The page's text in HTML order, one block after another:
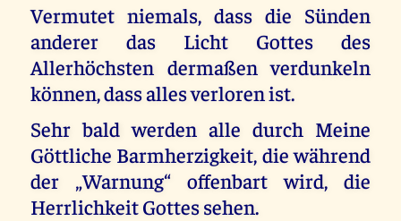
Vermutet niemals, dass die Sünden
anderer das Licht Gottes des
Allerhöchsten dermaßen verdunkeln
können, dass alles verloren ist.
Sehr bald werden alle durch Meine
Göttliche Barmherzigkeit, die während
der „Warnung“ offenbart wird, die
Herrlichkeit Gottes sehen.